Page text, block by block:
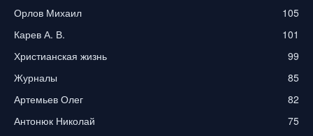
Орлов Михаил
105
Карев А. В.
101
Христианская жизнь
99
Журналы
85
Артемьев Олег
82
Антонюк Николай
75